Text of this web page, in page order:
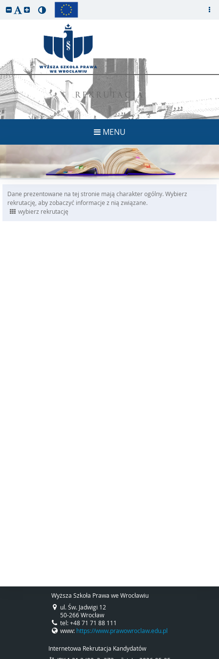
REKRUTACJA
MENU
Dane prezentowane na tej stronie mają charakter ogólny. Wybierz
rekrutację, aby zobaczyć informacje z nią związane.
wybierz rekrutację
Wyższa Szkoła Prawa we Wrocławiu
ul. Św. Jadwigi 12
50-266 Wrocław
tel: +48 71 71 88 111
www: https://www.prawowroclaw.edu.pl
Internetowa Rekrutacja Kandydatów